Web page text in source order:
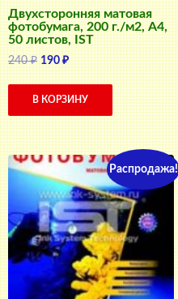
Двухсторонняя матовая
фотобумага, 200 г./м2, A4,
50 листов, IST
240₽ Первоначальная
цена
составляла
190₽Текущая
цена:
190 ₽.
В КОРЗИНУ
Распродажа!